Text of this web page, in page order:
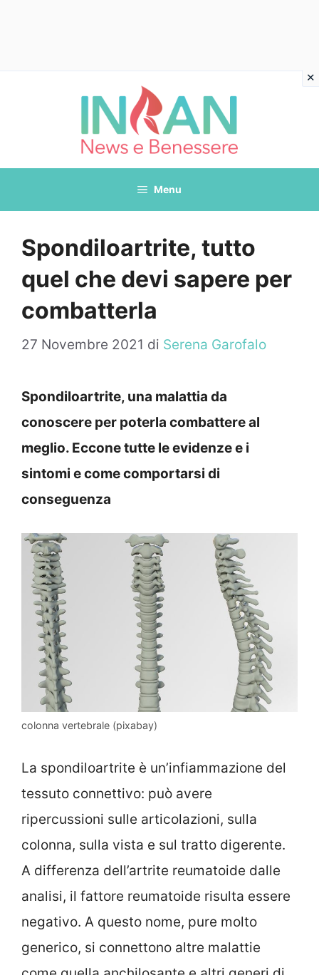
Menu
Spondiloartrite, tutto
quel che devi sapere per
combatterla
27 Novembre 2021 di Serena Garofalo
Spondiloartrite, una malattia da
conoscere per poterla combattere al
meglio. Eccone tutte le evidenze e i
sintomi e come comportarsi di
conseguenza
colonna vertebrale (pixabay)
La spondiloartrite è un’infiammazione del
tessuto connettivo: può avere
ripercussioni sulle articolazioni, sulla
colonna, sulla vista e sul tratto digerente.
A differenza dell’artrite reumatoide dalle
analisi, il fattore reumatoide risulta essere
negativo. A questo nome, pure molto
generico, si connettono altre malattie